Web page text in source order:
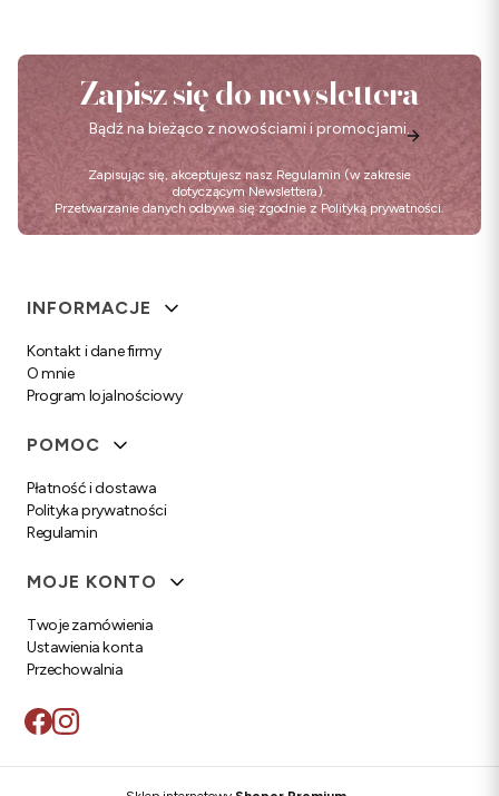
Zapisz się do newslettera
Bądź na bieżąco z nowościami i promocjami.
Zapisując się, akceptujesz nasz Regulamin (w zakresie
dotyczącym Newslettera).
Przetwarzanie danych odbywa się zgodnie z Polityką prywatności.
Linki w stopce
INFORMACJE
Kontakt i dane firmy
O mnie
Program lojalnościowy
POMOC
Płatność i dostawa
Polityka prywatności
Regulamin
MOJE KONTO
Twoje zamówienia
Ustawienia konta
Przechowalnia